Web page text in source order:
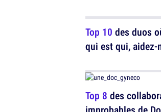
Top 10 des duos
qui est qui, aidez-
Top 8 des